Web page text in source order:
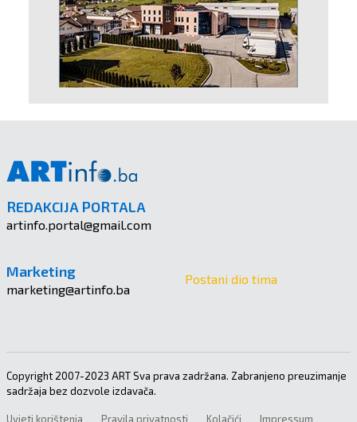
REDAKCIJA PORTALA
artinfo.portal@gmail.com
Marketing
marketing@artinfo.ba
Postani dio tima
Copyright 2007-2023 ART Sva prava zadržana. Zabranjeno preuzimanje
sadržaja bez dozvole izdavača.
Uvjeti korištenja Pravila privatnosti Kolačići Impressum